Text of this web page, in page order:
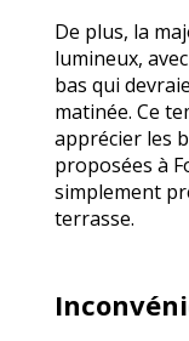
De plus, la
lumineux,
bas qui
matinée. Ce
apprécier les
proposées à
simplement
terrasse.